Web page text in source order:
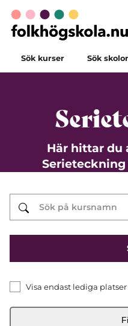
Sök kurser Sök skolor
Här hittar du
Visa endast lediga platser